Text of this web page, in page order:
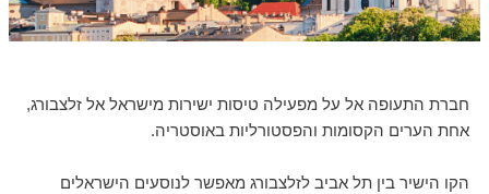
חברת התעופה אל על מפעילה טיסות ישירות מישראל אל זלצבורג,
אחת הערים הקסומות והפסטורליות באוסטריה.
הקו הישיר בין תל אביב לזלצבורג מאפשר לנוסעים הישראלים